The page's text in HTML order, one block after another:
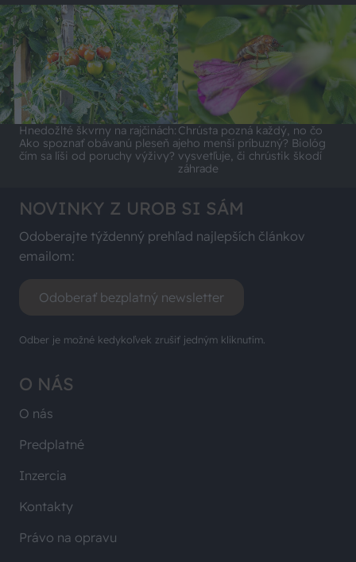
Hnedožlté škvrny na rajčinách:
Ako spoznať obávanú pleseň a
čím sa líši od poruchy výživy?
Chrústa pozná každý, no čo
jeho menší príbuzný? Biológ
vysvetľuje, či chrústik škodí
záhrade
O NÁS
O nás
Predplatné
Inzercia
Kontakty
Právo na opravu
NOVINKY Z UROB SI SÁM
Odoberajte týždenný prehľad najlepších článkov
emailom:
Odoberať bezplatný newsletter
Odber je možné kedykoľvek zrušiť jedným kliknutím.